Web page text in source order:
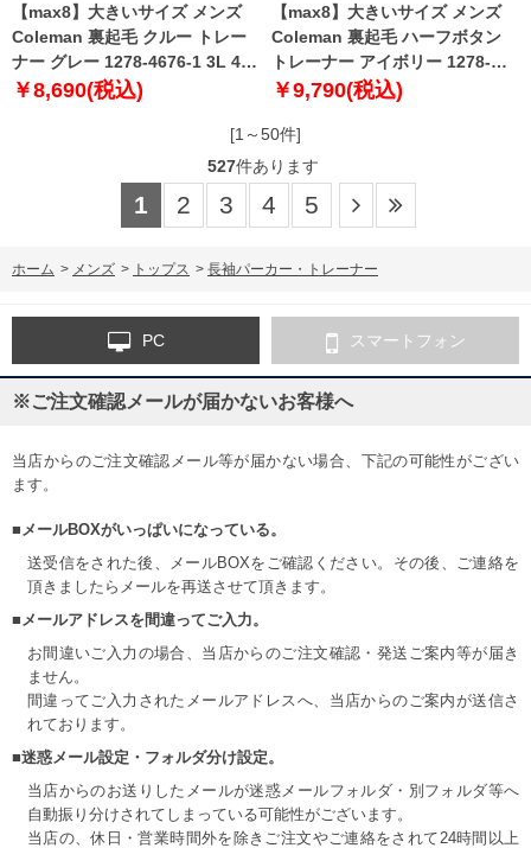
【max8】大きいサイズ メンズ
Coleman 裏起毛 クルー トレー
ナー グレー 1278-4676-1 3L 4L
5L 6L 8L
￥8,690(税込)
【max8】大きいサイズ メンズ
Coleman 裏起毛 ハーフボタン
トレーナー アイボリー 1278-
4677-1 3L 4L 5L 6L 8L
￥9,790(税込)
[1～50件]
527件あります
1 2 3 4 5
ホーム > メンズ > トップス > 長袖パーカー・トレーナー
PC スマートフォン
※ご注文確認メールが届かないお客様へ
当店からのご注文確認メール等が届かない場合、下記の可能性がござい
ます。
■メールBOXがいっぱいになっている。
送受信をされた後、メールBOXをご確認ください。その後、ご連絡を
頂きましたらメールを再送させて頂きます。
■メールアドレスを間違ってご入力。
お間違いご入力の場合、当店からのご注文確認・発送ご案内等が届き
ません。
間違ってご入力されたメールアドレスへ、当店からのご案内が送信さ
れております。
■迷惑メール設定・フォルダ分け設定。
当店からのお送りしたメールが迷惑メールフォルダ・別フォルダ等へ
自動振り分けされてしまっている可能性がございます。
当店の、休日・営業時間外を除きご注文やご連絡をされて24時間以上